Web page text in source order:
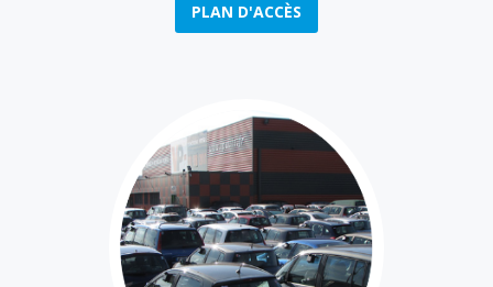
PLAN D'ACCÈS